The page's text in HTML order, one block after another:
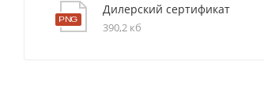
Дилерский сертификат
390,2 кб